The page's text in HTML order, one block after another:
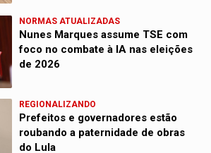
NORMAS ATUALIZADAS
Nunes Marques assume TSE com
foco no combate à IA nas eleições
de 2026
REGIONALIZANDO
Prefeitos e governadores estão
roubando a paternidade de obras
do Lula